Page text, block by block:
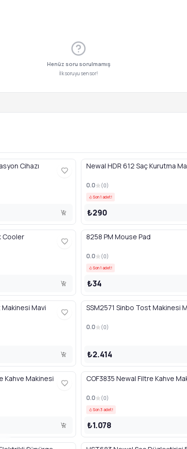
Henüz soru sorulmamış
İlk soruyu sen sor!
Cihazı Newal HDR 612 Saç Kurutma
0.0 (0)
Son 1 adet!
₺290
Cooler 8258 PM Mouse Pad
0.0 (0)
Son 1 adet!
₺34
Mavi SSM2571 Sinbo Tost Makinesi
0.0 (0)
₺2.414
Kahve Makinesi COF3835 Newal Filtre Kahve
0.0 (0)
Son 3 adet!
₺1.078